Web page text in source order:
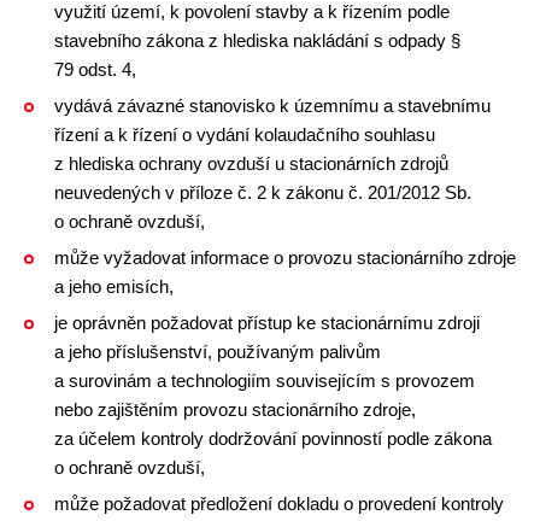
využití území, k povolení stavby a k řízením podle
stavebního zákona z hlediska nakládání s odpady §
79 odst. 4,
vydává závazné stanovisko k územnímu a stavebnímu
řízení a k řízení o vydání kolaudačního souhlasu
z hlediska ochrany ovzduší u stacionárních zdrojů
neuvedených v příloze č. 2 k zákonu č. 201/2012 Sb.
o ochraně ovzduší,
může vyžadovat informace o provozu stacionárního zdroje
a jeho emisích,
je oprávněn požadovat přístup ke stacionárnímu zdroji
a jeho příslušenství, používaným palivům
a surovinám a technologiím souvisejícím s provozem
nebo zajištěním provozu stacionárního zdroje,
za účelem kontroly dodržování povinností podle zákona
o ochraně ovzduší,
může požadovat předložení dokladu o provedení kontroly